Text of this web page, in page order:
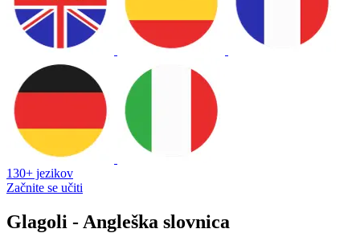
130+ jezikov
Začnite se učiti
Glagoli - Angleška slovnica